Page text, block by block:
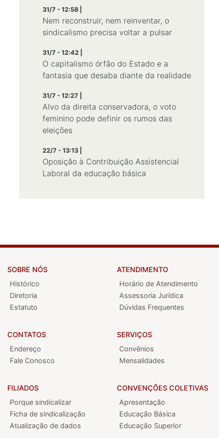
31/7 - 12:58 |
Nem reconstruir, nem reinventar, o
sindicalismo precisa voltar a pulsar
31/7 - 12:42 |
O capitalismo órfão do Estado e a
fantasia que desaba diante da realidade
31/7 - 12:27 |
Alvo da direita conservadora, o voto
feminino pode definir os rumos das
eleições
22/7 - 13:13 |
Oposição à Contribuição Assistencial
Laboral da educação básica
SOBRE NÓS
Histórico
Diretoria
Estatuto
CONTATOS
Endereço
Fale Conosco
ATENDIMENTO
Horário de Atendimento
Assessoria Jurídica
Dúvidas Frequentes
SERVIÇOS
Convênios
Mensalidades
FILIADOS
Porque sindicalizar
Ficha de sindicalização
Atualização de dados
CONVENÇÕES COLETIVAS
Apresentação
Educação Básica
Educação Superior